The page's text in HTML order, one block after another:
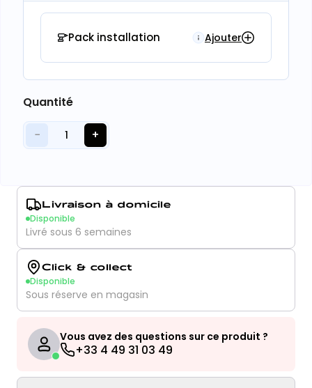
Pack installation Ajouter
Quantité
− 1 +
Livraison à domicile
Disponible
Livré sous 6 semaines
Click & collect
Disponible
Sous réserve en magasin
Vous avez des questions sur ce produit ?
+33 4 49 31 03 49